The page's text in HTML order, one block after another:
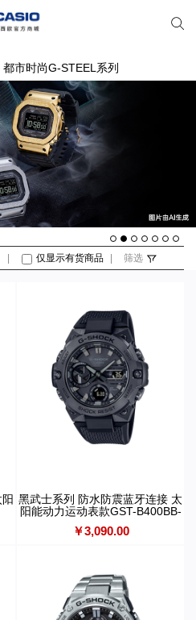
都市时尚G-STEEL系列
仅显示有货商品 筛选
黑武士系列 防水防震蓝牙连接 太
阳能动力运动表款GST-B400BB-
￥3,090.00